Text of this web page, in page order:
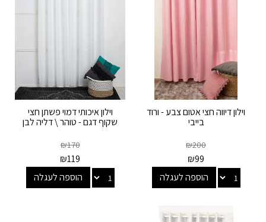
וילון דיווה חצי אטום צבע - ורוד
בייבי
₪200
₪99
הוספה לעגלה
וילון איכותי דמוי פשתן חצי
שקוף דגם - טוהר \ דליה לבן
₪170
₪119
הוספה לעגלה